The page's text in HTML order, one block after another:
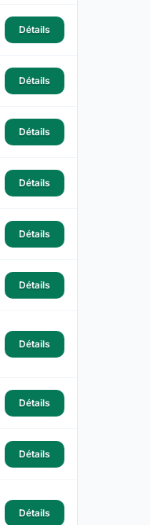
Détails
Détails
Détails
Détails
Détails
Détails
Détails
Détails
Détails
Détails